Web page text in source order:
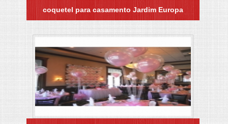
coquetel para casamento Jardim Europa